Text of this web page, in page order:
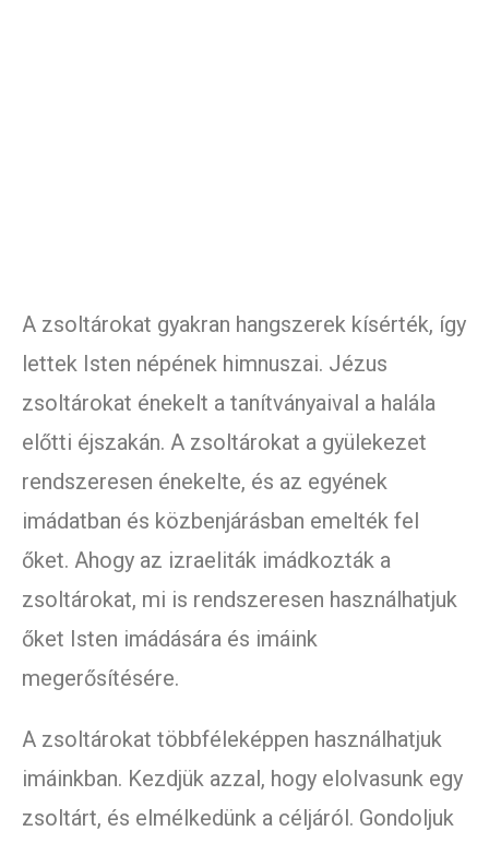
A zsoltárokat gyakran hangszerek kísérték, így
lettek Isten népének himnuszai. Jézus
zsoltárokat énekelt a tanítványaival a halála
előtti éjszakán. A zsoltárokat a gyülekezet
rendszeresen énekelte, és az egyének
imádatban és közbenjárásban emelték fel
őket. Ahogy az izraeliták imádkozták a
zsoltárokat, mi is rendszeresen használhatjuk
őket Isten imádására és imáink
megerősítésére.
A zsoltárokat többféleképpen használhatjuk
imáinkban. Kezdjük azzal, hogy elolvasunk egy
zsoltárt, és elmélkedünk a céljáról. Gondoljuk